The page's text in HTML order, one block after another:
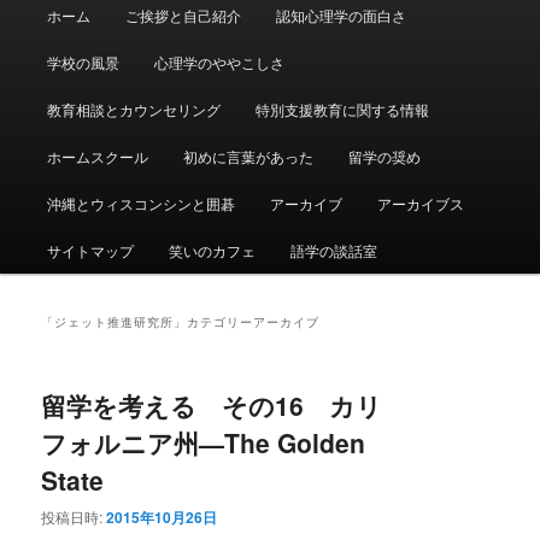
ホーム ご挨拶と自己紹介 認知心理学の面白さ
学校の風景 心理学のややこしさ
教育相談とカウンセリング 特別支援教育に関する情報
ホームスクール 初めに言葉があった 留学の奨め
沖縄とウィスコンシンと囲碁 アーカイブ アーカイブス
サイトマップ 笑いのカフェ 語学の談話室
「 ジェット推進研究所 」カテゴリーアーカイブ
留学を考える その16 カリ
フォルニア州—The Golden
State
投稿日時:2015年10月26日